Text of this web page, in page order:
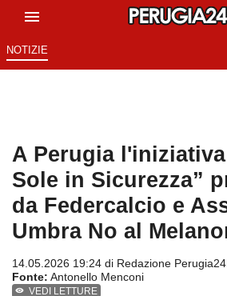
NOTIZIE
A Perugia l'iniziativa
Sole in Sicurezza”
da Federcalcio e
Umbra No al
14.05.2026 19:24 di Redazione
Fonte: Antonello Menconi
VEDI LETTURE